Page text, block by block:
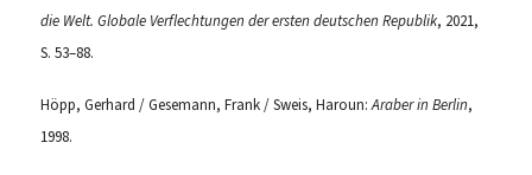
die Welt. Globale Verflechtungen der ersten deutschen Republik, 2021,
S. 53–88.
Höpp, Gerhard / Gesemann, Frank / Sweis, Haroun:Araber in Berlin,
1998.